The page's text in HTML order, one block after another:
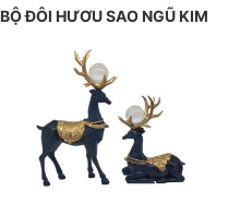
BỘ ĐÔI HƯƠU SAO NGŨ KIM